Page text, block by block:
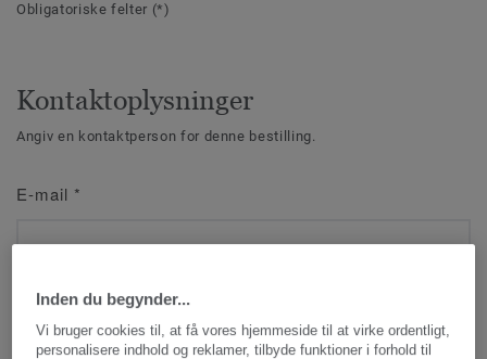
Obligatoriske felter (*)
Kontaktoplysninger
Angiv en kontaktperson for denne bestilling.
E-mail *
Navn*
Inden du begynder...
Vi bruger cookies til, at få vores hjemmeside til at virke ordentligt,
personalisere indhold og reklamer, tilbyde funktioner i forhold til